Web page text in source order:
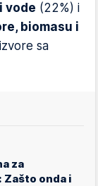
vode (22%) i
biomasu i
sa
za
onda i